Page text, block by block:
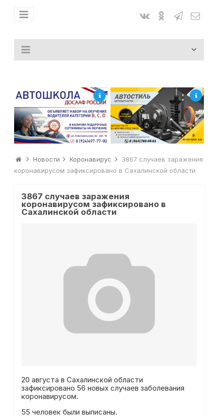
Новости Коронавирус
3867 случаев заражения
коронавирусом зафиксировано в Сахалинской области
3867 случаев заражения
коронавирусом зафиксировано в
Сахалинской области
20 августа в Сахалинской области
зафиксировано 56 новых случаев заболевания
коронавирусом.
55 человек были выписаны.